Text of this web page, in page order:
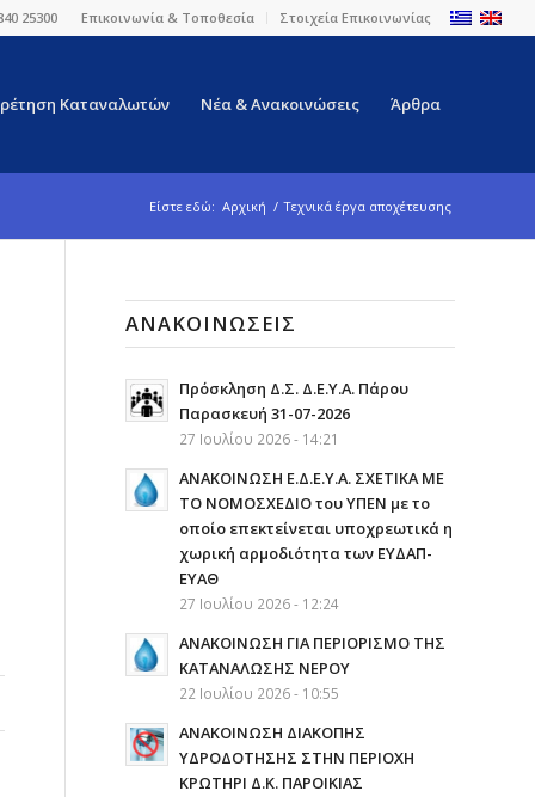
Επικοινωνία & Τοποθεσία Στοιχεία Επικοινωνίας
25300
Καταναλωτών Νέα & Ανακοινώσεις Άρθρα
Είστε εδώ: Αρχική / Τεχνικά έργα αποχέτευσης
ΑΝΑΚΟΙΝΏΣΕΙΣ
Πρόσκληση Δ.Σ. Δ.Ε.Υ.Α. Πάρου
Παρασκευή 31-07-2026
27 Ιουλίου 2026 - 14:21
ΑΝΑΚΟΙΝΩΣΗ Ε.Δ.Ε.Υ.Α. ΣΧΕΤΙΚΑ ΜΕ
ΤΟ ΝΟΜΟΣΧΕΔΙΟ του ΥΠΕΝ με το
οποίο επεκτείνεται υποχρεωτικά η
χωρική αρμοδιότητα των ΕΥΔΑΠ-
ΕΥΑΘ
27 Ιουλίου 2026 - 12:24
ΑΝΑΚΟΙΝΩΣΗ ΓΙΑ ΠΕΡΙΟΡΙΣΜΟ ΤΗΣ
ΚΑΤΑΝΑΛΩΣΗΣ ΝΕΡΟΥ
22 Ιουλίου 2026 - 10:55
AΝΑΚΟΙΝΩΣΗ ΔΙΑΚΟΠΗΣ
ΥΔΡΟΔΟΤΗΣΗΣ ΣΤΗΝ ΠΕΡΙΟΧΗ
ΚΡΩΤΗΡΙ Δ.Κ. ΠΑΡΟΙΚΙΑΣ